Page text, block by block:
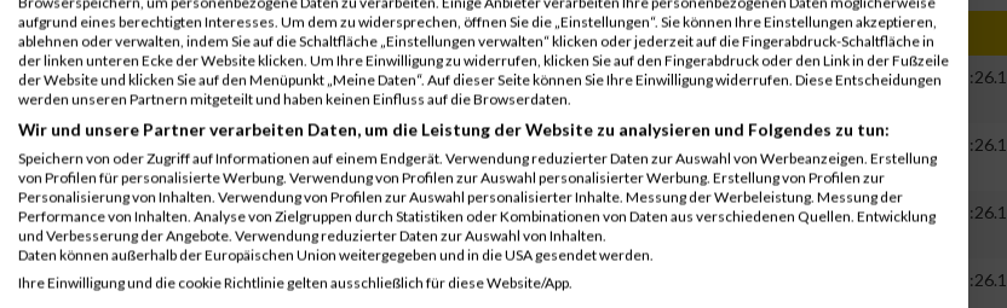
Veranstaltung Stnr First Name Last Name Jahr Nation Verein Net Brut
B2Run Nürnberg
B2RUN Nürnberg
17209 Bernd Distler 0000 GER WISAG 00:38:56.0 01:49:26.1
Einzelwertung männlich
Bernd Distler GER WISAG 01:49:26.1
B2Run Nürnberg
Teamwertung männlich
17209 Bernd Distler 0000 GER WISAG 00:38:56.0 01:49:26.1
B2Run Nürnberg 17209 Bernd Distler 01:49:26.1
aufgrund eines berechtigten Interesses. Um dem zu widersprechen, öffnen Sie die „Einstellungen“. Sie können Ihre Einstellungen akzeptieren,
ablehnen oder verwalten, indem Sie auf die Schaltfläche „Einstellungen verwalten“ klicken oder jederzeit auf die Fingerabdruck-Schaltfläche in
der linken unteren Ecke der Website klicken. Um Ihre Einwilligung zu widerrufen, klicken Sie auf den Fingerabdruck oder den Link in der Fußzeile
der Website und klicken Sie auf den Menüpunkt „Meine Daten“. Auf dieser Seite können Sie Ihre Einwilligung widerrufen. Diese Entscheidungen
werden unseren Partnern mitgeteilt und haben keinen Einfluss auf die Browserdaten.
Wir und unsere Partner verarbeiten Daten, um die Leistung der Website zu analysieren und Folgendes zu tun:
Speichern von oder Zugriff auf Informationen auf einem Endgerät. Verwendung reduzierter Daten zur Auswahl von Werbeanzeigen. Erstellung
von Profilen für personalisierte Werbung. Verwendung von Profilen zur Auswahl personalisierter Werbung. Erstellung von Profilen zur
Personalisierung von Inhalten. Verwendung von Profilen zur Auswahl personalisierter Inhalte. Messung der Werbeleistung. Messung der
Performance von Inhalten. Analyse von Zielgruppen durch Statistiken oder Kombinationen von Daten aus verschiedenen Quellen. Entwicklung
und Verbesserung der Angebote. Verwendung reduzierter Daten zur Auswahl von Inhalten.
Daten können außerhalb der Europäischen Union weitergegeben und in die USA gesendet werden.
Ihre Einwilligung und die cookie Richtlinie gelten ausschließlich für diese Website/App.